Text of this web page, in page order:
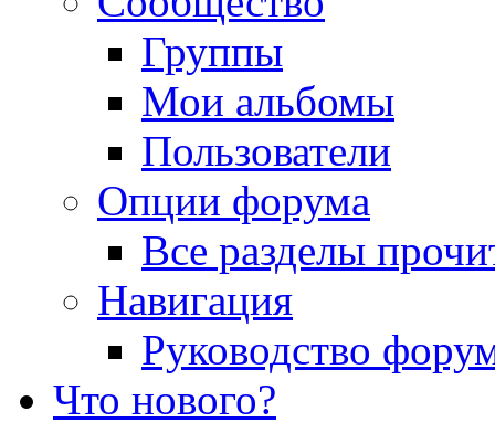
Группы
Мои альбомы
Пользователи
Опции форума
Все разделы
Навигация
Руководство
Что нового?